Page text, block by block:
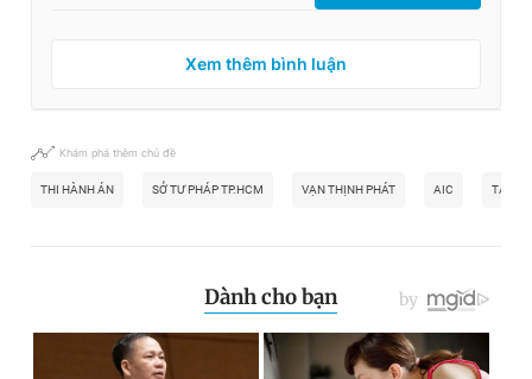
Xem thêm bình luận
Khám phá thêm chủ đề
THI HÀNH ÁN SỞ TƯ PHÁP TP.HCM VẠN THỊNH PHÁT AIC TÂN